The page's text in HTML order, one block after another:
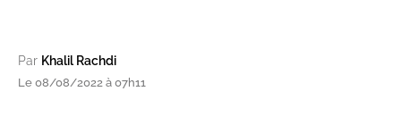
Par Khalil Rachdi
Le 08/08/2022 à 07h11